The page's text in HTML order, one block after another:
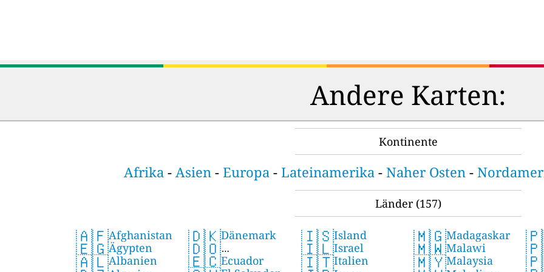
Andere Karten:
Kontinente
Afrika- Asien- Europa- Lateinamerika- Naher Osten-
Länder(157)
🇦🇫Afghanistan
🇪🇬Ägypten
🇦🇱Albanien
🇩🇰Dänemark
🇩🇴
Dominikanische
🇪🇨Ecuador
🇮🇸Island
🇮🇱Israel
🇮🇹Italien
🇲🇬Madagaskar
🇲🇼Malawi
🇲🇾Malaysia